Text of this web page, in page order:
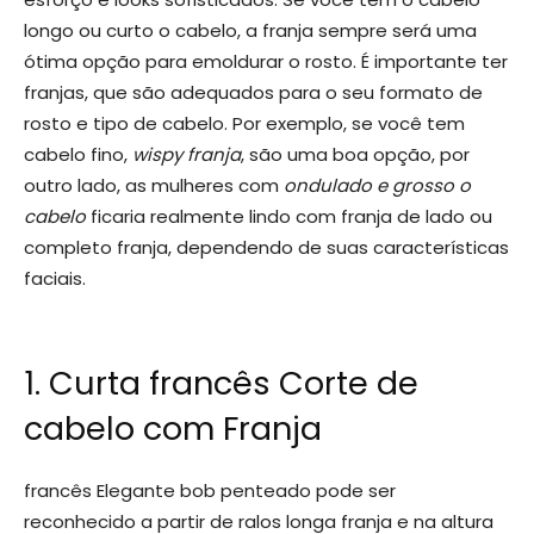
longo ou curto o cabelo, a franja sempre será uma
ótima opção para emoldurar o rosto. É importante ter
franjas, que são adequados para o seu formato de
rosto e tipo de cabelo. Por exemplo, se você tem
cabelo fino, wispy franja, são uma boa opção, por
outro lado, as mulheres com ondulado e grosso o
cabeloficaria realmente lindo com franja de lado ou
completo franja, dependendo de suas características
faciais.
1. Curta francês Corte de
cabelo com Franja
francês Elegante bob penteado pode ser
reconhecido a partir de ralos longa franja e na altura